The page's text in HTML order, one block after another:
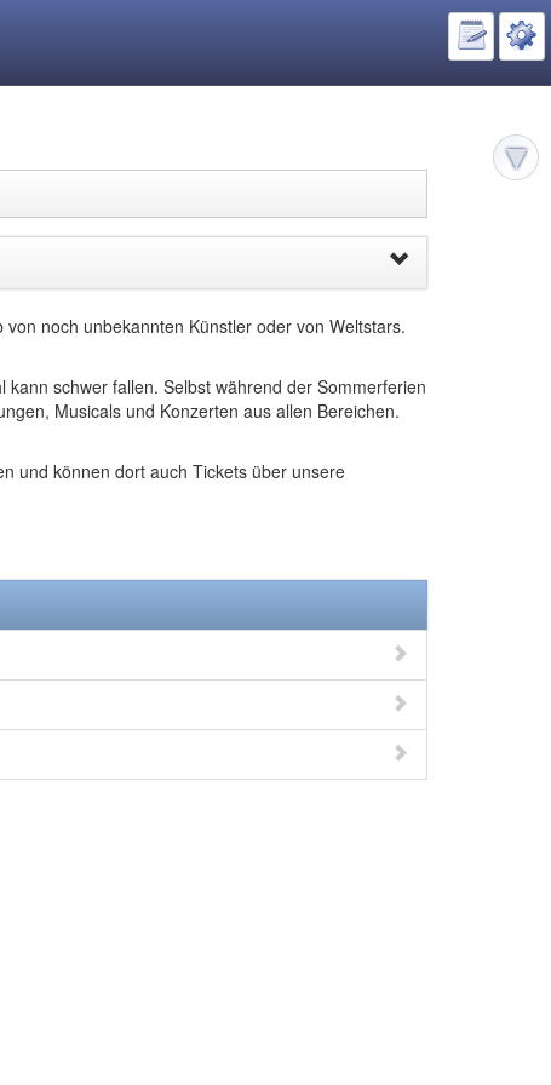
noch unbekannten Künstler oder von Weltstars.
schwer fallen. Selbst während der Sommerferien
Musicals und Konzerten aus allen Bereichen.
und können dort auch Tickets über unsere